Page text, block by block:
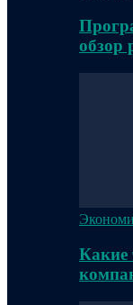
обзор
Какие